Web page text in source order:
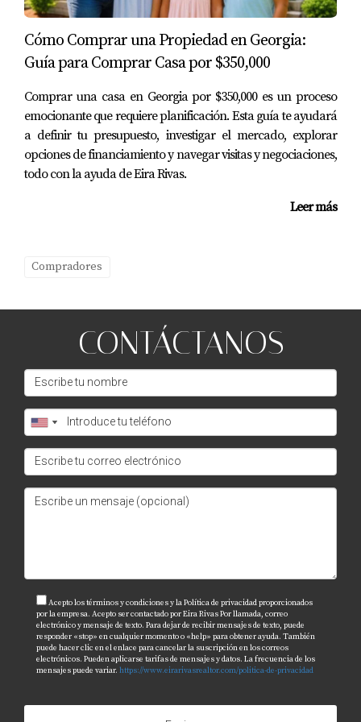
experimentado como Eira Rivas, puedes tomar decisiones
más informadas que beneficiarán tu futuro como
propietario. Recuerda que cada paso cuenta y tener el
apoyo adecuado puede marcar la diferencia entre una
experiencia positiva o negativa. Si estás listo para dar el
siguiente paso hacia tu nueva casa en Atlanta o
simplemente tienes preguntas sobre el proceso, ¡no
dudes en contactarme! Estoy aquí para ayudarte a
encontrar el hogar perfecto para ti.
¿Cuál es el primer paso para comprar una
una pre-aprobación hipotecaria para saber cuánto
¿Qué áreas son recomendables para comprar
casas unifamiliares en Atlanta?
populares por sus buenas escuelas y comodidades.
¿Cuánto tiempo toma normalmente cerrar
¿Es necesario hacer una inspección antes de
comprar?
Sí, siempre se recomienda realizar una inspección
profesional para identificar posibles problemas antes
Cómo Comprar una Propiedad en Georgia:
Guía para Comprar Casa por $350,000
Comprar una casa en Georgia por $350,000 es un proceso
emocionante que requiere planificación. Esta guía te ayudará
a definir tu presupuesto, investigar el mercado, explorar
opciones de financiamiento y navegar visitas y negociaciones,
todo con la ayuda de Eira Rivas.
Leer más
Compradores
CONTÁCTANOS
Acepto los términos y condiciones y la Política de privacidad proporcionados
por la empresa. Acepto ser contactado por Eira Rivas Por llamada, correo
electrónico y mensaje de texto. Para dejar de recibir mensajes de texto, puede
responder «stop» en cualquier momento o «help» para obtener ayuda. También
puede hacer clic en el enlace para cancelar la suscripción en los correos
electrónicos. Pueden aplicarse tarifas de mensajes y datos. La frecuencia de los
mensajes puede variar. https://www.eirarivasrealtor.com/politica-de-privacidad